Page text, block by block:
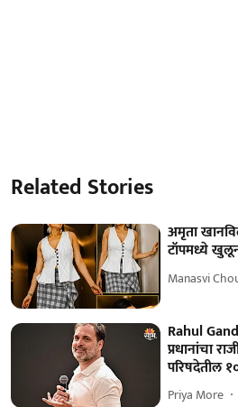
Related Stories
अमृता
टॉपमध्ये
Manasvi
Rahul
प्रधानांचा
परिषदेतील
Priya More